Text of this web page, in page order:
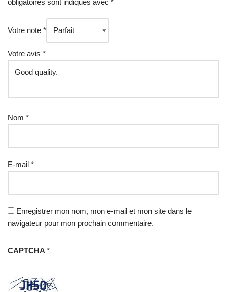
Votre note *
Votre avis *
Nom *
E-mail *
Enregistrer mon nom, mon e-mail et mon site dans le
navigateur pour mon prochain commentaire.
CAPTCHA *